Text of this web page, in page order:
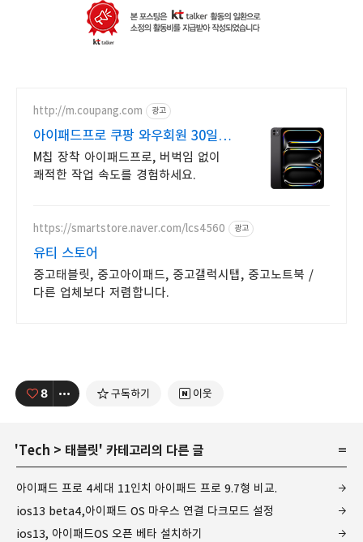
http://m.coupang.com 광고
아이패드프로 쿠팡 와우회원 30일
무료반품
M칩 장착 아이패드프로, 버벅임 없이
쾌적한 작업 속도를 경험하세요.
https://smartstore.naver.com/lcs4560 광고
유티 스토어
중고태블릿, 중고아이패드, 중고갤럭시탭, 중고노트북 /
다른 업체보다 저렴합니다.
8 구독하기 이웃
'Tech > 태블릿' 카테고리의 다른 글
아이패드 프로 4세대 11인치 아이패드 프로 9.7형 비교.
ios13 beta4,아이패드 OS 마우스 연결 다크모드 설정
ios13, 아이패드OS 오픈 베타 설치하기